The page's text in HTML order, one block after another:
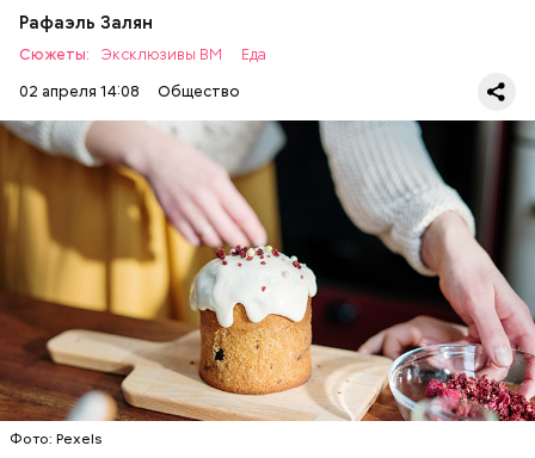
Рафаэль Залян
Сюжеты: Эксклюзивы ВМ
Еда
02 апреля 14:08
Общество
Фото: Pexels
Первый необычный рецепт кулича несколько
отличается от классической рецептуры, так как
содержит нестандартную начинку:
ПРАЗДНИКИ РЕЦЕПТЫ ПАСХА